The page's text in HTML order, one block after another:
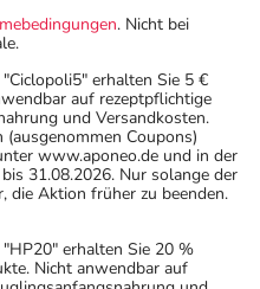
. Nicht bei
erhalten Sie 5 €
auf rezeptpflichtige
und Versandkosten.
Coupons)
www.aponeo.de und in der
31.08.2026. Nur solange der
die Aktion früher zu beenden.
erhalten Sie 20 %
Nicht anwendbar auf